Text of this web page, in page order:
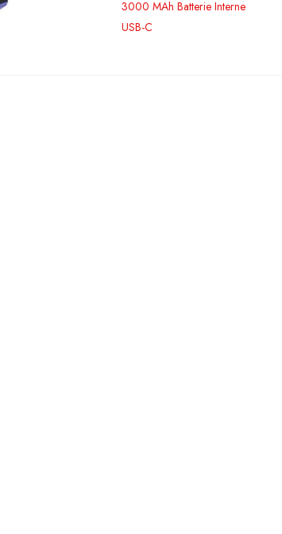
3000 MAh Batterie Interne
USB-C